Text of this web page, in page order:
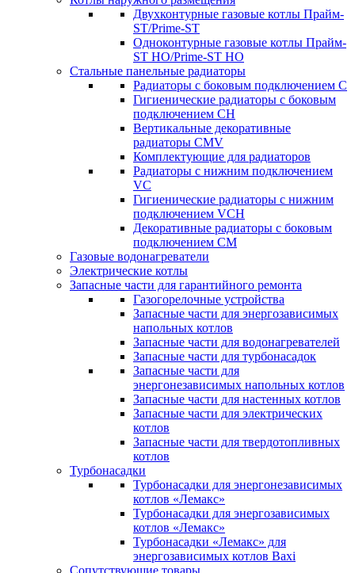
Двухконтурные газовые котлы Прайм-
ST/Prime-ST
Одноконтурные газовые котлы Прайм-
ST HO/Prime-ST HO
Стальные панельные радиаторы
Радиаторы c боковым подключением C
Гигиенические радиаторы c боковым
подключением CH
Вертикальные декоративные
радиаторы CMV
Комплектующие для радиаторов
Радиаторы c нижним подключением
VC
Гигиенические радиаторы c нижним
подключением VCH
Декоративные радиаторы с боковым
подключением CM
Газовые водонагреватели
Электрические котлы
Запасные части для гарантийного ремонта
Газогорелочные устройства
Запасные части для энергозависимых
напольных котлов
Запасные части для водонагревателей
Запасные части для турбонасадок
Запасные части для
энергонезависимых напольных котлов
Запасные части для настенных котлов
Запасные части для электрических
котлов
Запасные части для твердотопливных
котлов
Турбонасадки
Турбонасадки для энергонезависимых
котлов «Лемакс»
Турбонасадки для энергозависимых
котлов «Лемакс»
Турбонасадки «Лемакс» для
энергозависимых котлов Baxi